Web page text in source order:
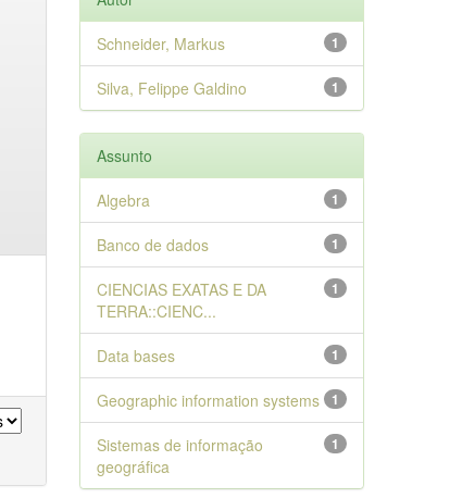
1
Schneider, Markus
1
Silva, Felippe Galdino
Assunto
1
Algebra
1
Banco de dados
1
CIENCIAS EXATAS E DA
TERRA::CIENC...
1
Data bases
1
Geographic information systems
1
Sistemas de informação
geográfica